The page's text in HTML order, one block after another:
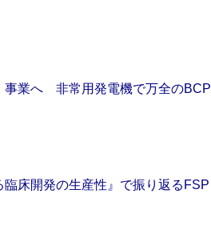
事業へ 非常用発電機で万全のBCP
臨床開発の生産性』で振り返るFSP